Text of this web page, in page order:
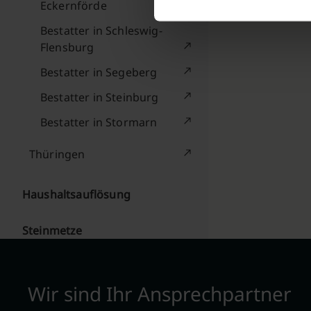
Eckernförde
Bestatter in Schleswig-
Flensburg
Bestatter in Segeberg
Bestatter in Steinburg
Bestatter in Stormarn
Thüringen
Haushaltsauflösung
Steinmetze
Wir sind Ihr Ansprechpartner